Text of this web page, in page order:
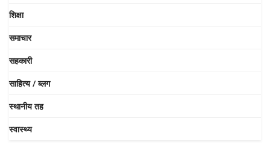
शिक्षा
समाचार
सहकारी
साहित्य / ब्लग
स्थानीय तह
स्वास्थ्य